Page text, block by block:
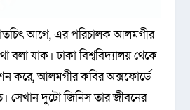
আগে, এর পরিচালক আলমগীর
যাক। ঢাকা বিশ্ববিদ্যালয় থেকে
করে, আলমগীর কবির অক্সফোর্ডে
সেখান দুটো জিনিস তার জীবনের